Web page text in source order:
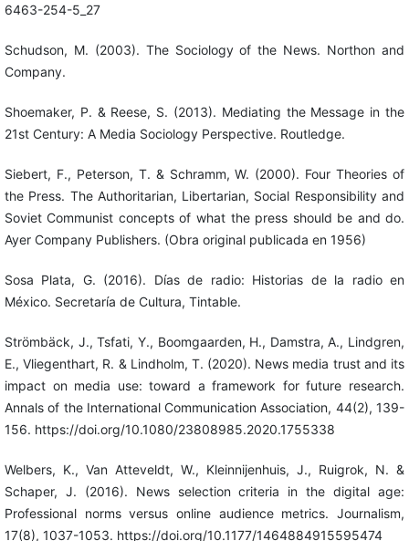
6463-254-5_27
Schudson, M. (2003). The Sociology of the News. Northon and
Company.
Shoemaker, P. & Reese, S. (2013). Mediating the Message in the
21st Century: A Media Sociology Perspective. Routledge.
Siebert, F., Peterson, T. & Schramm, W. (2000). Four Theories of
the Press. The Authoritarian, Libertarian, Social Responsibility and
Soviet Communist concepts of what the press should be and do.
Ayer Company Publishers. (Obra original publicada en 1956)
Sosa Plata, G. (2016). Días de radio: Historias de la radio en
México. Secretaría de Cultura, Tintable.
Strömbäck, J., Tsfati, Y., Boomgaarden, H., Damstra, A., Lindgren,
E., Vliegenthart, R. & Lindholm, T. (2020). News media trust and its
impact on media use: toward a framework for future research.
Annals of the International Communication Association, 44(2), 139-
156. https://doi.org/10.1080/23808985.2020.1755338
Welbers, K., Van Atteveldt, W., Kleinnijenhuis, J., Ruigrok, N. &
Schaper, J. (2016). News selection criteria in the digital age:
Professional norms versus online audience metrics. Journalism,
17(8), 1037-1053. https://doi.org/10.1177/1464884915595474